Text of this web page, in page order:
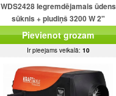
WDS2428 Iegremdējamais ūdens
sūknis + pludiņš 3200 W 2"
Pievienot grozam
Ir pieejams veikalā: 10